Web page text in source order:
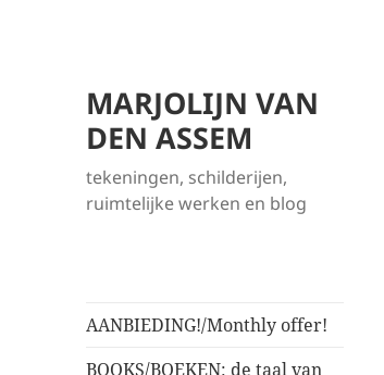
MARJOLIJN VAN
DEN ASSEM
tekeningen, schilderijen,
ruimtelijke werken en blog
AANBIEDING!/Monthly offer!
BOOKS/BOEKEN: de taal van